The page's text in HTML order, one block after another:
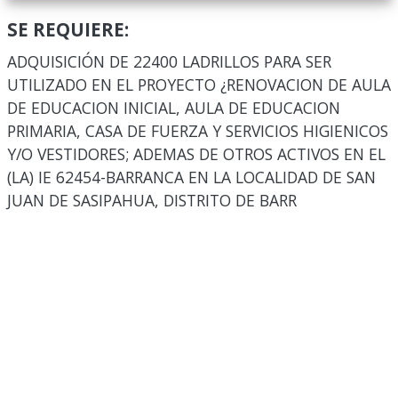
SE REQUIERE:
ADQUISICIÓN DE 22400 LADRILLOS PARA SER
UTILIZADO EN EL PROYECTO ¿RENOVACION DE AULA
DE EDUCACION INICIAL, AULA DE EDUCACION
PRIMARIA, CASA DE FUERZA Y SERVICIOS HIGIENICOS
Y/O VESTIDORES; ADEMAS DE OTROS ACTIVOS EN EL
(LA) IE 62454-BARRANCA EN LA LOCALIDAD DE SAN
JUAN DE SASIPAHUA, DISTRITO DE BARR